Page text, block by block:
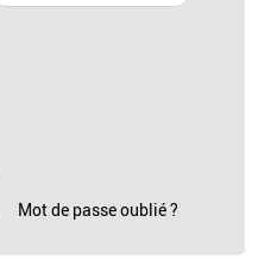
Mot de passe oublié ?